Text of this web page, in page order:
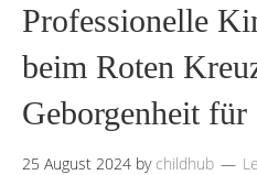
Professionelle
beim Roten
Geborgenheit
25 August 2024 by childhub